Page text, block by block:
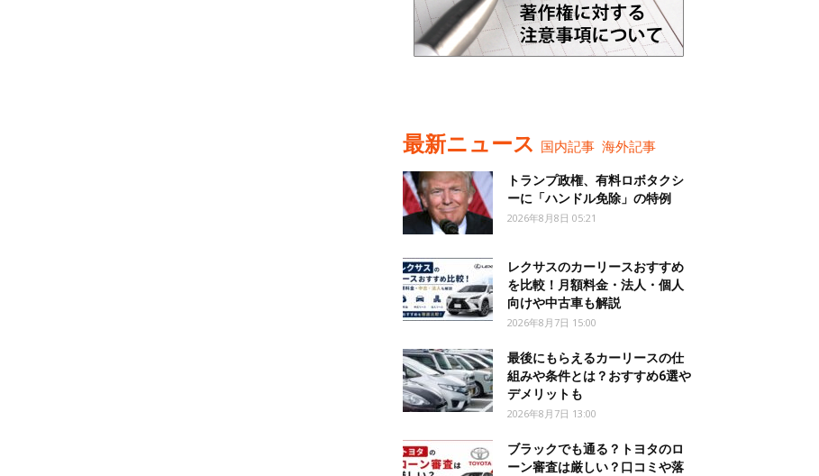
最新ニュース 国内記事 海外記事
トランプ政権、有料ロボタクシ
ーに「ハンドル免除」の特例
2026年8月8日 05:21
レクサスのカーリースおすすめ
を比較！月額料金・法人・個人
向けや中古車も解説
2026年8月7日 15:00
最後にもらえるカーリースの仕
組みや条件とは？おすすめ6選や
デメリットも
2026年8月7日 13:00
ブラックでも通る？トヨタのロ
ーン審査は厳しい？口コミや落